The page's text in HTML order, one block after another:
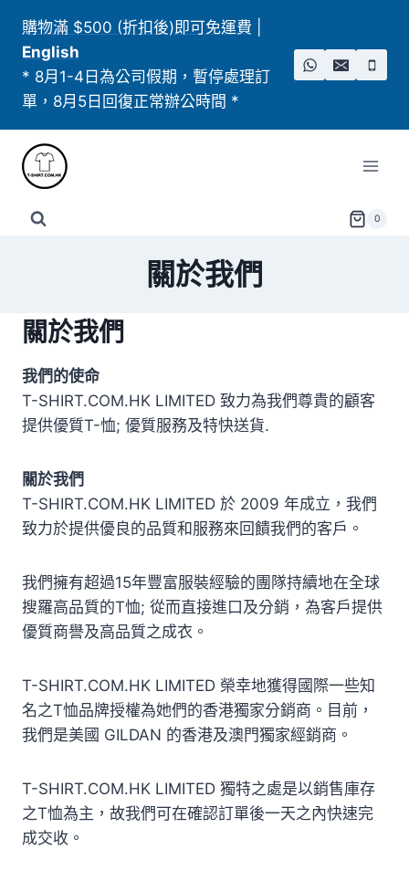
content
購物滿 $500 (折扣後)即可免運費
English
* 8月1-4日為公司假期，暫停處理訂
單，8月5日回復正常辦公時間 *
0
關於我們
關於我們
我們的使命
T-SHIRT.COM.HK LIMITED 致力為我們尊貴的顧客
提供優質T-恤; 優質服務及特快送貨.
關於我們
T-SHIRT.COM.HK LIMITED 於 2009 年成立，我們
致力於提供優良的品質和服務來回饋我們的客戶。
我們擁有超過15年豐富服裝經驗的團隊持續地在全球
搜羅高品質的T恤; 從而直接進口及分銷，為客戶提供
優質商譽及高品質之成衣。
T-SHIRT.COM.HK LIMITED 榮幸地獲得國際一些知
名之T恤品牌授權為她們的香港獨家分銷商。目前，
我們是美國 GILDAN 的香港及澳門獨家經銷商。
T-SHIRT.COM.HK LIMITED 獨特之處是以銷售庫存
之T恤為主，故我們可在確認訂單後一天之內快速完
成交收。